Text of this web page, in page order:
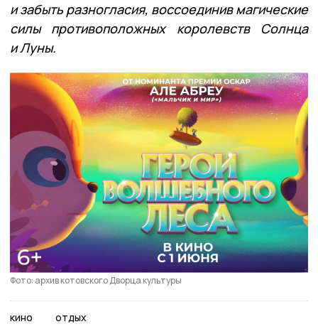
и забыть разногласия, воссоединив магические
силы противоположных королевств Солнца
и Луны.
Фото: архив котовского Дворца культуры
кино отдых